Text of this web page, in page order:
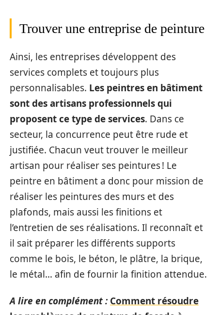
Trouver une entreprise de peinture
Ainsi, les entreprises développent des
services complets et toujours plus
personnalisables. Les peintres en bâtiment
sont des artisans professionnels qui
proposent ce type de services. Dans ce
secteur, la concurrence peut être rude et
justifiée. Chacun veut trouver le meilleur
artisan pour réaliser ses peintures ! Le
peintre en bâtiment a donc pour mission de
réaliser les peintures des murs et des
plafonds, mais aussi les finitions et
l’entretien de ses réalisations. Il reconnaît et
il sait préparer les différents supports
comme le bois, le béton, le plâtre, la brique,
le métal… afin de fournir la finition attendue.
A lire en complément : Comment résoudre